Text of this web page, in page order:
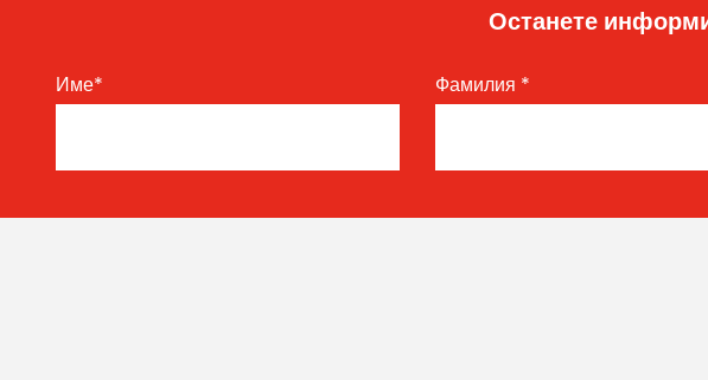
Останете
Име* Фамилия *